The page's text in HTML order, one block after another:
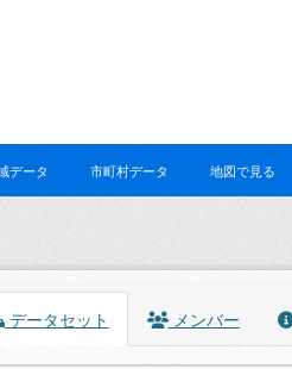
データ 市町村データ 地図で見る
データセット メンバー